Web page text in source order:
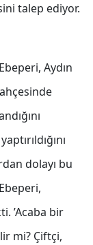
talep ediyor.
Aydın
dolayı bu
’Acaba bir
mi? Çiftçi,